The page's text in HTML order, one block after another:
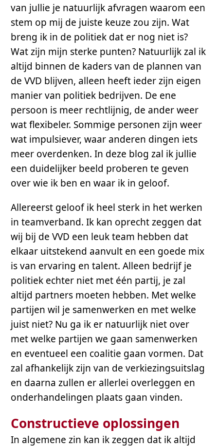
van jullie je natuurlijk afvragen waarom een
stem op mij de juiste keuze zou zijn. Wat
breng ik in de politiek dat er nog niet is?
Wat zijn mijn sterke punten? Natuurlijk zal ik
altijd binnen de kaders van de plannen van
de VVD blijven, alleen heeft ieder zijn eigen
manier van politiek bedrijven. De ene
persoon is meer rechtlijnig, de ander weer
wat flexibeler. Sommige personen zijn weer
wat impulsiever, waar anderen dingen iets
meer overdenken. In deze blog zal ik jullie
een duidelijker beeld proberen te geven
over wie ik ben en waar ik in geloof.
Allereerst geloof ik heel sterk in het werken
in teamverband. Ik kan oprecht zeggen dat
wij bij de VVD een leuk team hebben dat
elkaar uitstekend aanvult en een goede mix
is van ervaring en talent. Alleen bedrijf je
politiek echter niet met één partij, je zal
altijd partners moeten hebben. Met welke
partijen wil je samenwerken en met welke
juist niet? Nu ga ik er natuurlijk niet over
met welke partijen we gaan samenwerken
en eventueel een coalitie gaan vormen. Dat
zal afhankelijk zijn van de verkiezingsuitslag
en daarna zullen er allerlei overleggen en
onderhandelingen plaats gaan vinden.
Constructieve oplossingen
In algemene zin kan ik zeggen dat ik altijd